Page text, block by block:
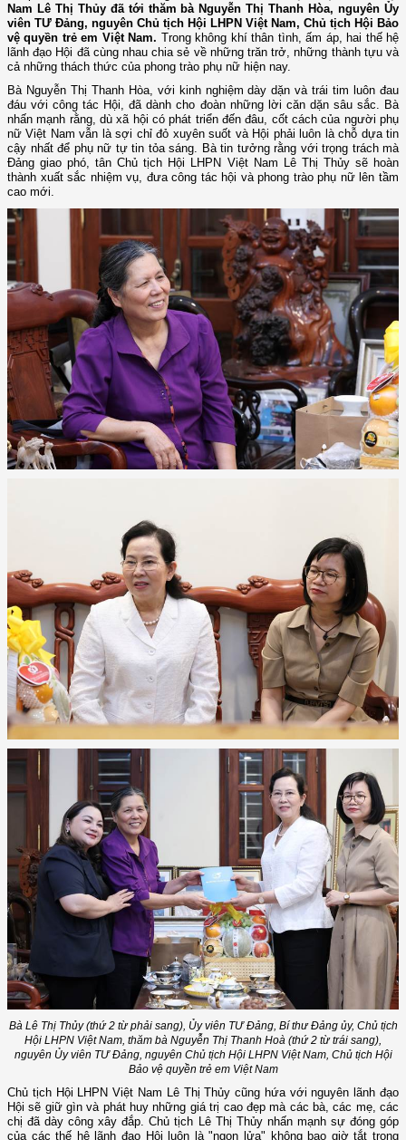
Nam Lê Thị Thủy đã tới thăm bà Nguyễn Thị Thanh Hòa, nguyên Ủy
viên TƯ Đảng, nguyên Chủ tịch Hội LHPN Việt Nam, Chủ tịch Hội Bảo
vệ quyền trẻ em Việt Nam. Trong không khí thân tình, ấm áp, hai thế hệ
lãnh đạo Hội đã cùng nhau chia sẻ về những trăn trở, những thành tựu và
cả những thách thức của phong trào phụ nữ hiện nay.
Bà Nguyễn Thị Thanh Hòa, với kinh nghiệm dày dặn và trái tim luôn đau
đáu với công tác Hội, đã dành cho đoàn những lời căn dặn sâu sắc. Bà
nhấn mạnh rằng, dù xã hội có phát triển đến đâu, cốt cách của người phụ
nữ Việt Nam vẫn là sợi chỉ đỏ xuyên suốt và Hội phải luôn là chỗ dựa tin
cậy nhất để phụ nữ tự tin tỏa sáng. Bà tin tưởng rằng với trọng trách mà
Đảng giao phó, tân Chủ tịch Hội LHPN Việt Nam Lê Thị Thủy sẽ hoàn
thành xuất sắc nhiệm vụ, đưa công tác hội và phong trào phụ nữ lên tầm
cao mới.
Bà Lê Thị Thủy (thứ 2 từ phải sang), Ủy viên TƯ Đảng, Bí thư Đảng ủy, Chủ tịch
Hội LHPN Việt Nam, thăm bà Nguyễn Thị Thanh Hoà (thứ 2 từ trái sang),
nguyên Ủy viên TƯ Đảng, nguyên Chủ tịch Hội LHPN Việt Nam, Chủ tịch Hội
Bảo vệ quyền trẻ em Việt Nam
Chủ tịch Hội LHPN Việt Nam Lê Thị Thủy cũng hứa với nguyên lãnh đạo
Hội sẽ giữ gìn và phát huy những giá trị cao đẹp mà các bà, các mẹ, các
chị đã dày công xây đắp. Chủ tịch Lê Thị Thủy nhấn mạnh sự đóng góp
của các thế hệ lãnh đạo Hội luôn là "ngọn lửa" không bao giờ tắt trong